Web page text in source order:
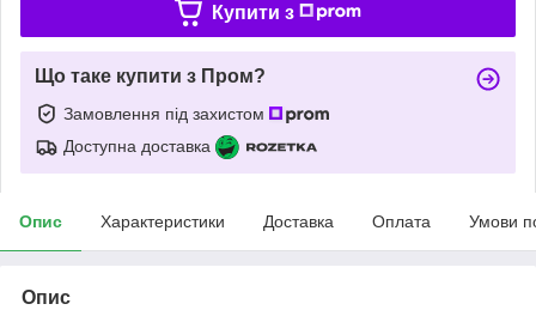
Купити з
Що таке купити з Пром?
Замовлення під захистом
Доступна доставка
Опис Характеристики Доставка Оплата Умови
Опис